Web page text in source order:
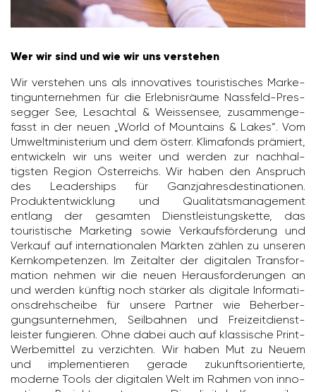
Wer wir sind und wie wir uns verstehen
Wir verstehen uns als inno­va­tives touris­ti­sches Marke­
ting­un­ter­nehmen für die Erleb­nis­räume Nass­feld-Pres­
segger See, Lesachtal & Weis­sensee, zusam­men­ge­
fasst in der neuen „World of Moun­tains & Lakes“. Vom
Umwelt­mi­nis­te­rium und dem österr. Klima­fonds prämiert,
entwi­ckeln wir uns weiter und werden zur nach­hal­
tigsten Region Öster­reichs. Wir haben den Anspruch
des Leaderships für Ganz­jah­res­de­s­ti­na­tionen.
Produkt­ent­wick­lung und Quali­täts­ma­nage­ment
entlang der gesamten Dienst­leis­tungs­kette, das
touris­ti­sche Marke­ting sowie Verkaufs­för­de­rung und
Verkauf auf inter­na­tio­nalen Märkten zählen zu unseren
Kern­kom­pe­tenzen. Im Zeit­alter der digi­talen Trans­for­
ma­tion nehmen wir die neuen Heraus­for­de­rungen an
und werden künftig noch stärker als digi­tale Infor­ma­ti­
ons­dreh­scheibe für unsere Partner wie Beher­ber­
gungs­un­ter­nehmen, Seil­bahnen und Frei­zeit­dienst­
leister fungieren. Ohne dabei auch auf klas­si­sche Print-
Werbe­mittel zu verzichten. Wir haben Mut zu Neuem
und imple­men­tieren gerade zukunfts­ori­en­tierte,
moderne Tools der digi­talen Welt im Rahmen von inno­